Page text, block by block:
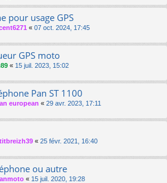
pour usage GPS
« 07 oct. 2024, 17:45
GPS moto
« 15 juil. 2023, 15:02
Pan ST 1100
european « 29 avr. 2023, 17:11
« 25 févr. 2021, 16:40
ou autre
« 15 juil. 2020, 19:28